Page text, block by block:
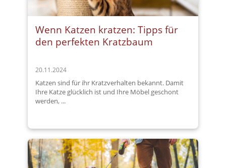
Wenn Katzen kratzen: Tipps für
den perfekten Kratzbaum
20.11.2024
Katzen sind für ihr Kratzverhalten bekannt. Damit
Ihre Katze glücklich ist und Ihre Möbel geschont
werden, ...